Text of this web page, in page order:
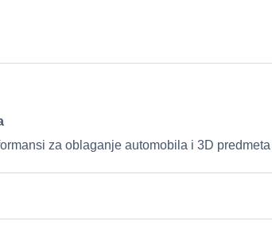
za oblaganje automobila i 3D predmeta